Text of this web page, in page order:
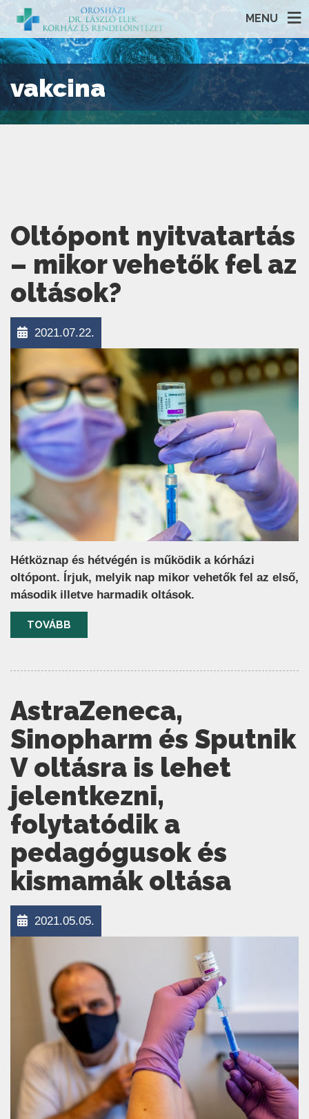
MENU
vakcina
Oltópont nyitvatartás
– mikor vehetők fel az
oltások?
2021.07.22.
Hétköznap és hétvégén is működik a kórházi
oltópont. Írjuk, melyik nap mikor vehetők fel az első,
második illetve harmadik oltások.
TOVÁBB
AstraZeneca,
Sinopharm és Sputnik
V oltásra is lehet
jelentkezni,
folytatódik a
pedagógusok és
kismamák oltása
2021.05.05.